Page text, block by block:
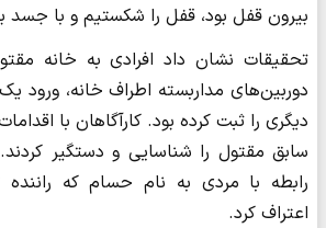
بیرون قفل بود، قفل را شکستیم و با جسد
تحقیقات نشان داد افرادی به خانه
دوربین‌های مداربسته اطراف خانه، ورود
دیگری را ثبت کرده بود. کارآگاهان با
سابق مقتول را شناسایی و دستگیر
رابطه با مردی به نام حسام که راننده
اعتراف کرد.